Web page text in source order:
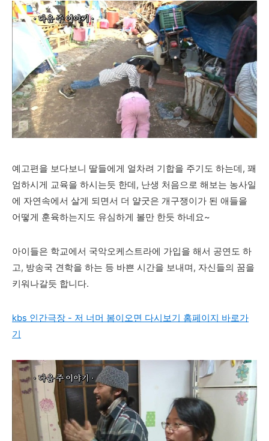
예고편을 보다보니 딸들에게 얼차려 기합을 주기도 하는데, 꽤
엄하시게 교육을 하시는듯 한데, 난생 처음으로 해보는 농사일
에 자연속에서 살게 되면서 더 얄굿은 개구쟁이가 된 애들을
어떻게 훈육하는지도 유심하게 볼만 한듯 하네요~
아이들은 학교에서 국악오케스트라에 가입을 해서 공연도 하
고, 방송국 견학을 하는 등 바쁜 시간을 보내며, 자신들의 꿈을
키워나갈듯 합니다.
kbs 인간극장 - 저 너머 봄이오면 다시보기 홈페이지 바로가
기